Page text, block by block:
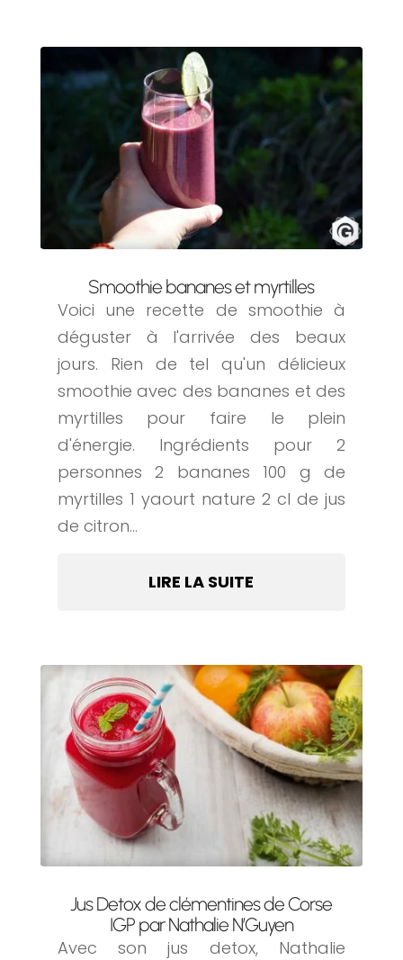
Smoothie bananes et myrtilles
Voici une recette de smoothie à
déguster à l'arrivée des beaux
jours. Rien de tel qu'un délicieux
smoothie avec des bananes et des
myrtilles pour faire le plein
d'énergie. Ingrédients pour 2
personnes 2 bananes 100 g de
myrtilles 1 yaourt nature 2 cl de jus
de citron...
LIRE LA SUITE
Jus Detox de clémentines de Corse
IGP par Nathalie N’Guyen
Avec son jus detox, Nathalie